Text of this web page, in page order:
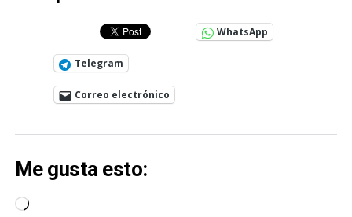
WhatsApp
Telegram
Correo electrónico
Me gusta esto:
Cargando...